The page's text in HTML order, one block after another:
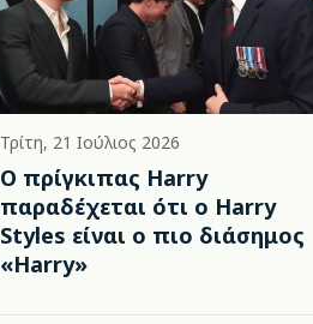
Τρίτη, 21 Ιούλιος 2026
Ο πρίγκιπας Harry
παραδέχεται ότι ο Harry
Styles είναι ο πιο διάσημος
«Harry»